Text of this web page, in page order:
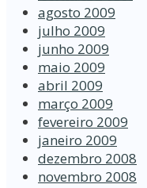
agosto 2009
julho 2009
junho 2009
maio 2009
abril 2009
março 2009
fevereiro 2009
janeiro 2009
dezembro 2008
novembro 2008